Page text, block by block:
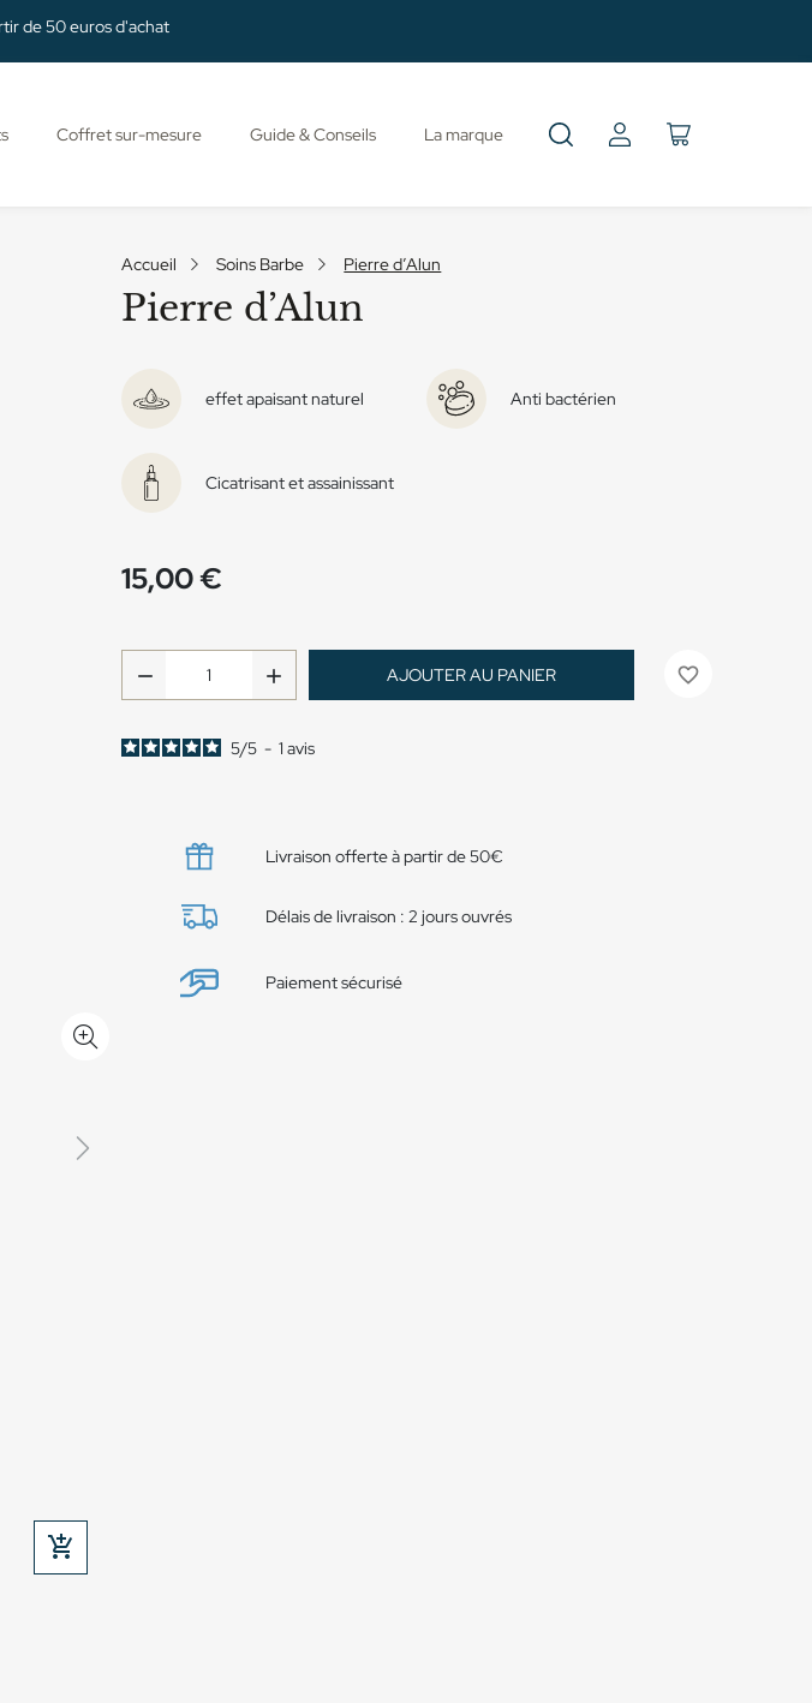
de 50 euros d'achat
Coffret sur-mesure Guide & Conseils La marque
Next
Ajouter au panier
Accueil Soins Barbe Pierre d’Alun
Pierre d’Alun
effet apaisant naturel Anti bactérien
Cicatrisant et assainissant
15,00 €
  AJOUTER AU PANIER favorite_border
5/5 - 1avis
Livraison offerte à partir de 50€
Délais de livraison : 2 jours ouvrés
Paiement sécurisé